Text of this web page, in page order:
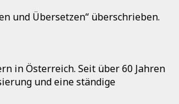
und Übersetzen“ überschrieben.
in Österreich. Seit über 60 Jahren
und eine ständige